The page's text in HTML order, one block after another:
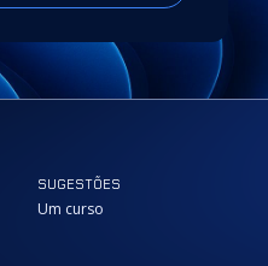
SUGESTÕES
Um curso